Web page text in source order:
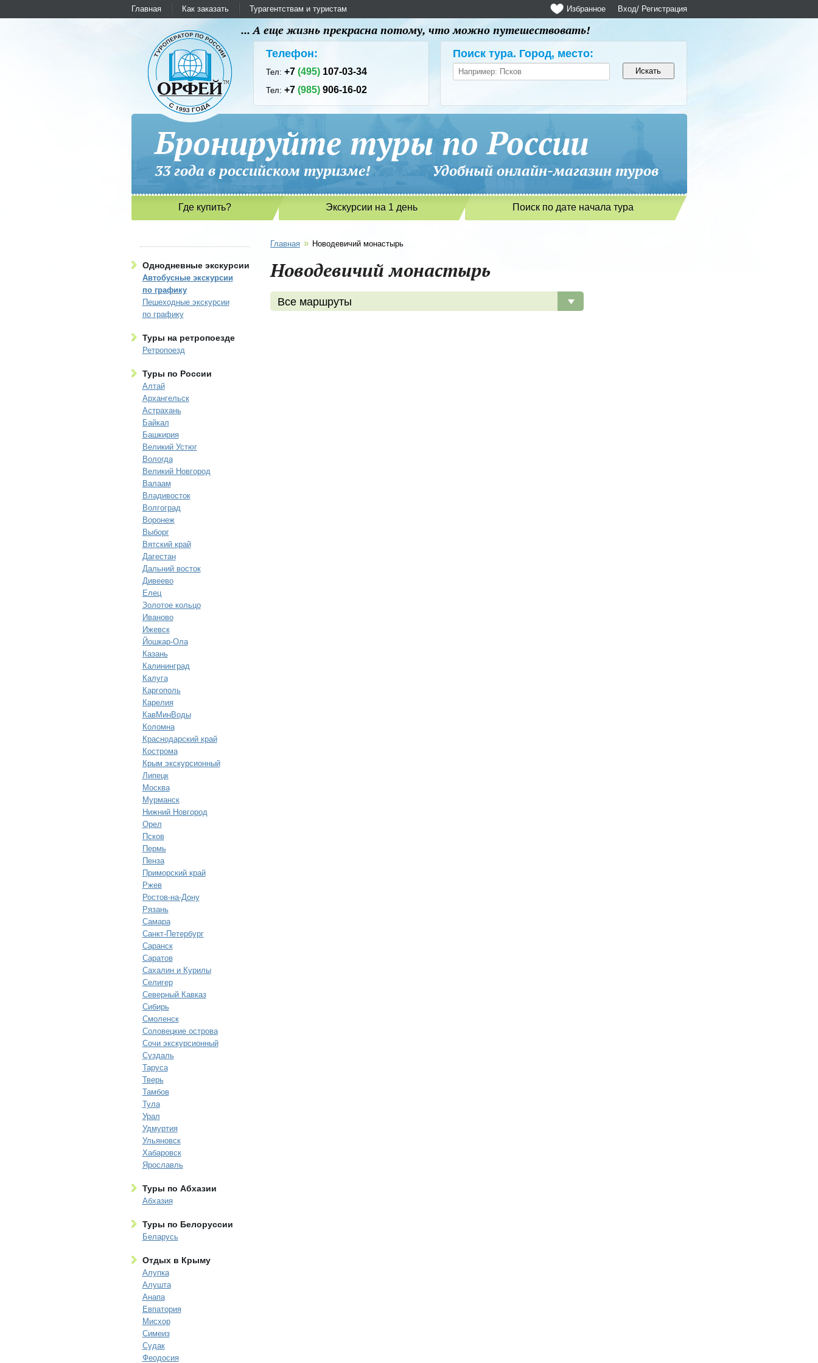
Главная Как заказать Турагентствам и туристам Вход/ Регистрация
Избранное
... А еще жизнь прекрасна потому, что можно путешествовать!
Телефон:
Тел:+7(495) 107-03-34
Тел:+7(985) 906-16-02
Поиск тура. Город, место:
Бронируйте туры по России
33 года в российском туризме! Удобный онлайн-магазин туров
Где купить? Экскурсии на 1 день Поиск по дате начала тура
Однодневные экскурсии
Автобусные экскурсии
по графику
Пешеходные экскурсии
по графику
Туры на ретропоезде
Ретропоезд
Туры по России
Алтай
Архангельск
Астрахань
Байкал
Башкирия
Великий Устюг
Вологда
Великий Новгород
Валаам
Владивосток
Волгоград
Воронеж
Выборг
Вятский край
Дагестан
Дальний восток
Дивеево
Елец
Золотое кольцо
Иваново
Ижевск
Йошкар-Ола
Казань
Калининград
Калуга
Каргополь
Карелия
КавМинВоды
Коломна
Краснодарский край
Кострома
Крым экскурсионный
Липецк
Москва
Мурманск
Нижний Новгород
Орел
Псков
Пермь
Пенза
Приморский край
Ржев
Ростов-на-Дону
Рязань
Самара
Санкт-Петербург
Саранск
Саратов
Сахалин и Курилы
Селигер
Северный Кавказ
Сибирь
Смоленск
Соловецкие острова
Сочи экскурсионный
Суздаль
Таруса
Тверь
Тамбов
Тула
Урал
Удмуртия
Ульяновск
Хабаровск
Ярославль
Туры по Абхазии
Абхазия
Туры по Белоруссии
Беларусь
Отдых в Крыму
Алупка
Алушта
Анапа
Евпатория
Мисхор
Симеиз
Судак
Феодосия
Главная » Новодевичий монастырь
Новодевичий монастырь
Все маршруты